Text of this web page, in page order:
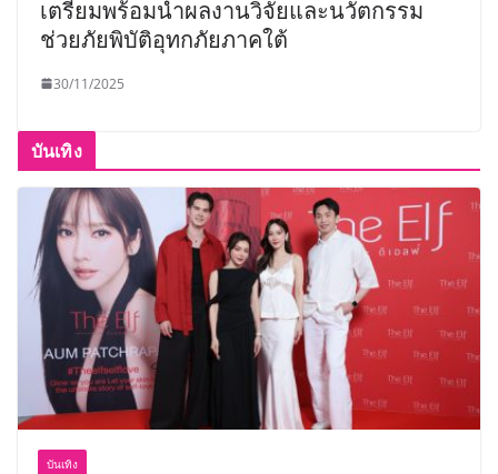
เตรียมพร้อมนำผลงานวิจัยและนวัตกรรม
ช่วยภัยพิบัติอุทกภัยภาคใต้
30/11/2025
บันเทิง
บันเทิง